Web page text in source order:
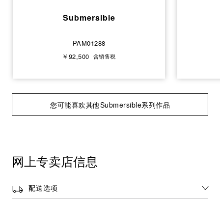
Submersible
PAM01288
￥92,500 含销售税
您可能喜欢其他Submersible系列作品
网上专卖店信息
配送选项